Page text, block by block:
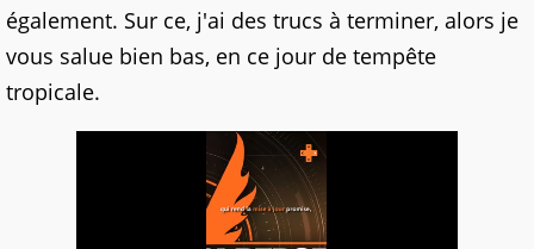
également. Sur ce, j'ai des trucs à terminer, alors je
vous salue bien bas, en ce jour de tempête
tropicale.